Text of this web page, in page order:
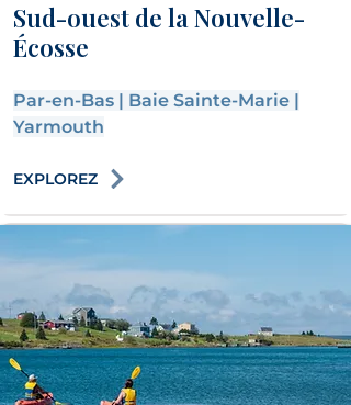
Sud-ouest de la Nouvelle-
Écosse
Par-en-Bas | Baie Sainte-Marie |
Yarmouth
EXPLOREZ